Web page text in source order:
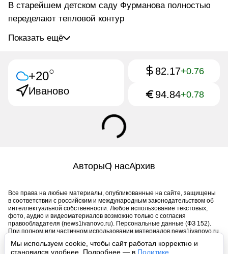
Мы используем cookie, чтобы сайт работал корректно и
становился удобнее. Подробнее — в Политике
В старейшем детском саду Фурманова полностью
переделают тепловой контур
Показать ещё
+20○
Иваново
82.17+0.76
94.84+0.78
АвторыО насАрхив
Все права на любые материалы, опубликованные на сайте, защищены
в соответствии с российским и международным законодательством об
интеллектуальной собственности. Любое использование текстовых,
фото, аудио и видеоматериалов возможно только с согласия
правообладателя (news1ivanovo.ru). Персональные данные (ФЗ 152).
При полном или частичном использовании материалов news1ivanovo.ru
обязательна. Запрещено для детей. Оригинал текста: